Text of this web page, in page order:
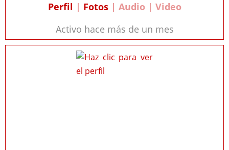
Perfil | Fotos| Audio | Video
Activo hace más de un mes